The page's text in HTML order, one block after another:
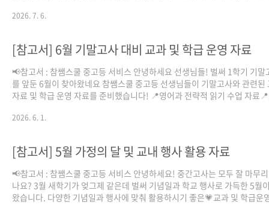
위한 성장! 여름방학 챌린지 📍고등학교 학생 상담 신청서 양식 📍학급 단
거두어보아요! 선생님의 교실을 응원합니다🧡 📎다운로드는 참쌤스쿨 블
서! 📎학교 수업 및 학급운영 목적으로 자유롭게 활용 가능합니다 도덕②
무리 자료는 아래 링크로!https://drive.google.com..
2026. 7. 6.
[참고서] 6월 기말고사 대비 교과 및 학급 운영 자료
📢참고서 : 참쌤스쿨 중고등 서비스 안녕하세요 선생님들! 벌써 1학기 기말
를 앞둔 6월이 찾아왔네요 참쌤스쿨 중고등 선생님들이 기말고사와 관련된
자료 및 학급 운영 자료를 준비했습니다! 📍영어과 전략적 읽기 수업 자료
벨📍수학 오답노트 양식 📍2주 완성 자기주도 학습 계획표 📍지필고사 대
있는 결실을 맺는 교실이 되기를 응원합니다☺️ 📎다운로드는 참쌤스쿨 블
서! 📎학교 수업 및 학급운영 목적으로 자유롭게 활용 가능합니다 영어과
료 캔바 링크https://www.canva.com/design/DAHLO..
2026. 6. 1.
[참고서] 5월 가정의 달 및 교내 행사 활용 자료
📢참고서 : 참쌤스쿨 중고등 서비스 안녕하세요! 중간고사는 모두 잘 마무
나요? 3월 새학기가 엊그제 같은데 벌써 기념일과 학교 행사로 가득한 5월
왔습니다. 다양한 기념일과 행사에 맞춰 활용하시기 좋은💗교과 및 학급운